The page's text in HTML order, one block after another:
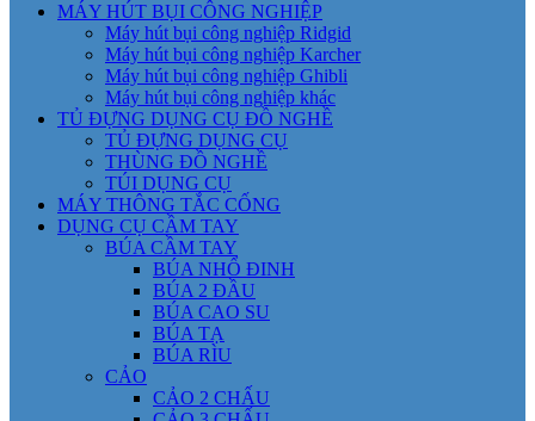
MÁY HÚT BỤI CÔNG NGHIỆP
Máy hút bụi công nghiệp Ridgid
Máy hút bụi công nghiệp Karcher
Máy hút bụi công nghiệp Ghibli
Máy hút bụi công nghiệp khác
TỦ ĐỰNG DỤNG CỤ ĐỒ NGHỀ
TỦ ĐỰNG DỤNG CỤ
THÙNG ĐỒ NGHỀ
TÚI DỤNG CỤ
MÁY THÔNG TẮC CỐNG
DỤNG CỤ CẦM TAY
BÚA CẦM TAY
BÚA NHỔ ĐINH
BÚA 2 ĐẦU
BÚA CAO SU
BÚA TẠ
BÚA RÌU
CẢO
CẢO 2 CHẤU